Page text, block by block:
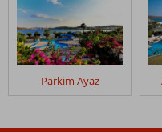
geschreven
na
hun
verblijf
Parkim Ayaz